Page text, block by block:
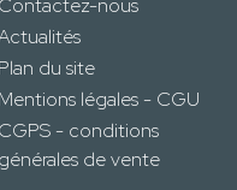
Contactez-nous
Plan du site
Mentions légales - CGU
CGPS - conditions
générales de vente